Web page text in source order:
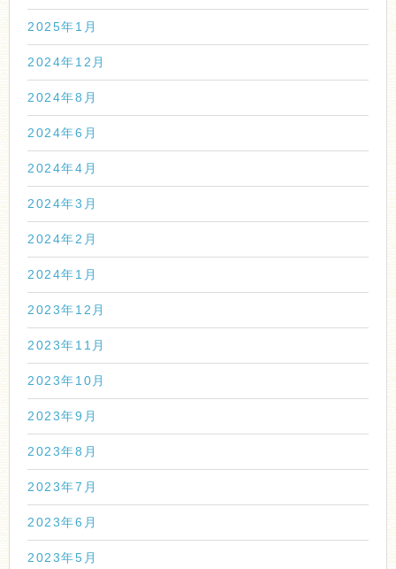
2025年1月
2024年12月
2024年8月
2024年6月
2024年4月
2024年3月
2024年2月
2024年1月
2023年12月
2023年11月
2023年10月
2023年9月
2023年8月
2023年7月
2023年6月
2023年5月